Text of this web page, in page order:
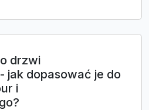
drzwi
jak dopasować je do
i